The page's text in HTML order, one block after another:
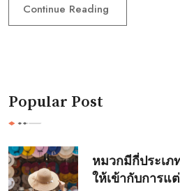
Continue Reading
Popular Post
หมวกมีกี่ประเภ
ให้เข้ากับการแ